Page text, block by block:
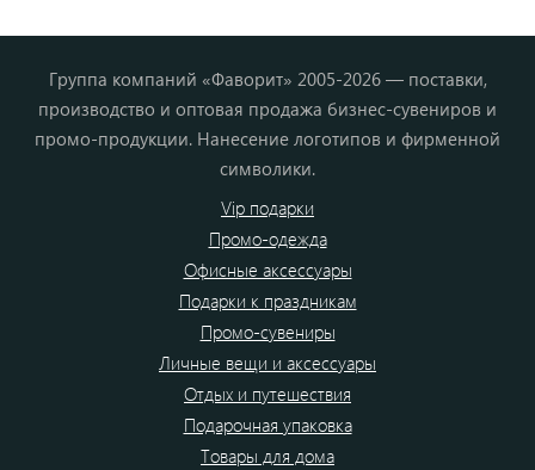
Группа компаний «Фаворит» 2005-2026 — поставки,
производство и оптовая продажа бизнес-сувениров и
промо-продукции. Нанесение логотипов и фирменной
символики.
Vip подарки
Промо-одежда
Офисные аксессуары
Подарки к праздникам
Промо-сувениры
Личные вещи и аксессуары
Отдых и путешествия
Подарочная упаковка
Товары для дома